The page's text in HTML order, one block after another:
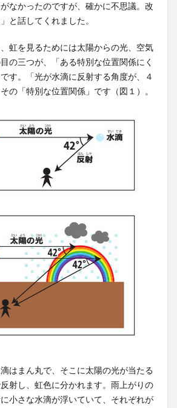
なかったのですが、確かに不思議。改
と話してくれました。
虹を見るためには太陽からの光、空気
の三つが、「ある特別な位置関係にく
す。「光が水滴に反射する角度が、４
の「特別な位置関係」です（図１）。
はまん丸で、そこに太陽の光が当たる
射し、虹色に分かれます。雨上がりの
小さな水滴が浮いていて、それぞれが